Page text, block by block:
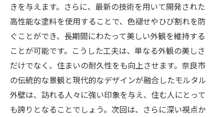
きを与えます。さらに、最新の技術を用いて開発された
高性能な塗料を使用することで、色褪せやひび割れを防
ぐことができ、長期間にわたって美しい外観を維持する
ことが可能です。こうした工夫は、単なる外観の美しさ
だけでなく、住まいの耐久性をも向上させます。奈良市
の伝統的な景観と現代的なデザインが融合したモルタル
外壁は、訪れる人々に強い印象を与え、住む人にとって
も誇りとなることでしょう。次回は、さらに深い視点か